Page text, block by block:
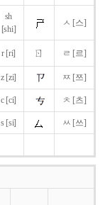
sh
[shi]
ㅅ [스]
r [ri] ㄖ ㄹ [르]
z [zi] ㅉ [쯔]
c [ci] ㅊ [츠]
s [si] ㅆ [쓰]